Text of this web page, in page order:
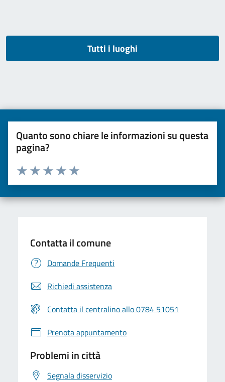
Tutti i luoghi
Quanto sono chiare le informazioni su questa
pagina?
Valuta da 1 a 5 stelle la pagina
Valuta 5 stelle su 5
Valuta 4 stelle su 5
Valuta 3 stelle su 5
Valuta 2 stelle su 5
Valuta una stella su 5
Contatta il comune
Domande Frequenti
Richiedi assistenza
Contatta il centralino allo 0784 51051
Prenota appuntamento
Problemi in città
Segnala disservizio